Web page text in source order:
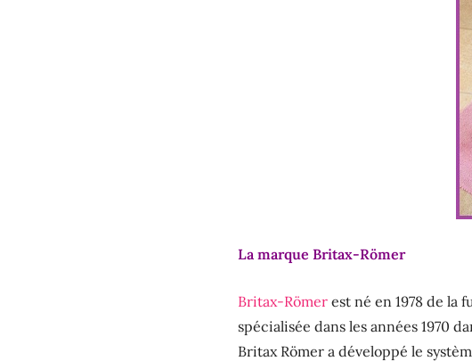
La marque Britax-Römer
Britax-Römer est né en 1978 de la
spécialisée dans les années 1970
Britax Römer a développé le